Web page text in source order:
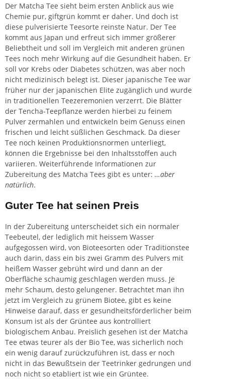
Der Matcha Tee sieht beim ersten Anblick aus wie
Chemie pur, giftgrün kommt er daher. Und doch ist
diese pulverisierte Teesorte reinste Natur. Der Tee
kommt aus Japan und erfreut sich immer größerer
Beliebtheit und soll im Vergleich mit anderen grünen
Tees noch mehr Wirkung auf die Gesundheit haben. Er
soll vor Krebs oder Diabetes schützen, was aber noch
nicht medizinisch belegt ist. Dieser japanische Tee war
früher nur der japanischen Elite zugänglich und wurde
in traditionellen Teezeremonien verzerrt. Die Blätter
der Tencha-Teepflanze werden hierbei zu feinem
Pulver zermahlen und entwickeln beim Genuss einen
frischen und leicht süßlichen Geschmack. Da dieser
Tee noch keinen Produktionsnormen unterliegt,
können die Ergebnisse bei den Inhaltsstoffen auch
variieren. Weiterführende Informationen zur
Zubereitung des Matcha Tees gibt es unter: …aber
natürlich.
Guter Tee hat seinen Preis
In der Zubereitung unterscheidet sich ein normaler
Teebeutel, der lediglich mit heissem Wasser
aufgegossen wird, von Bioteesorten oder Traditionstee
auch darin, dass ein bis zwei Gramm des Pulvers mit
heißem Wasser gebrüht wird und dann an der
Oberfläche schaumig geschlagen werden muss. Je
mehr Schaum, desto gelungener. Betrachtet man ihn
jetzt im Vergleich zu grünem Biotee, gibt es keine
Hinweise darauf, dass er gesundheitsförderlicher beim
Konsum ist als der Grüntee aus kontrolliert
biologischem Anbau. Preislich gesehen ist der Matcha
Tee etwas teurer als der Bio Tee, was sicherlich noch
ein wenig darauf zurückzuführen ist, dass er noch
nicht in das Bewußtsein der Teetrinker gedrungen und
noch nicht so etabliert ist wie ein Grüntee.